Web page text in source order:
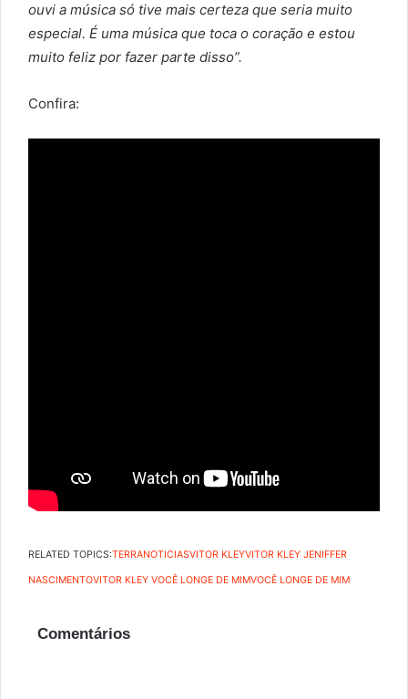
ouvi a música só tive mais certeza que seria muito
especial. É uma música que toca o coração e estou
muito feliz por fazer parte disso”.
Confira:
RELATED TOPICS:TERRANOTICIASVITOR KLEYVITOR KLEY JENIFFER
NASCIMENTOVITOR KLEY VOCÊ LONGE DE MIMVOCÊ LONGE DE MIM
Comentários